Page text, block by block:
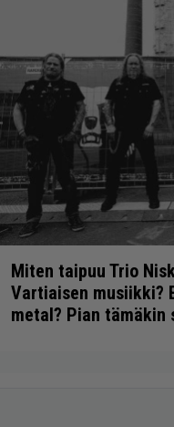
Miten taipuu Trio
Vartiaisen musiikki?
metal? Pian tämäkin